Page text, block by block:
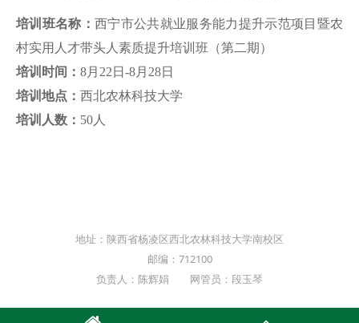
培训班名称： 西宁市公共就业服务能力提升示范项目暨农
村实用人才带头人素质提升培训班（第二期）
培训时间： 8月22日-8月28日
培训地点： 西北农林科技大学
培训人数： 50 人
地址：陕西省杨凌区西北农林科技大学南校区
邮编：712100
负责人：陈辉娟 网管员：段玉琴